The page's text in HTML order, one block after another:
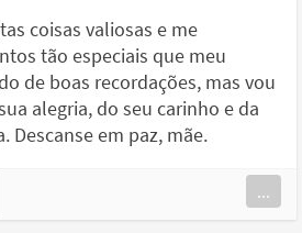
coisas valiosas e me
tão especiais que meu
de boas recordações, mas vou
alegria, do seu carinho e da
Descanse em paz, mãe.
...